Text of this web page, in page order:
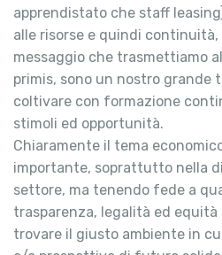
apprendistato che staff
alle risorse e quindi
messaggio che trasmettiamo
primis, sono un nostro grande
coltivare con formazione
stimoli ed opportunità.
Chiaramente il tema
importante, soprattutto nella
settore, ma tenendo fede a
trasparenza, legalità ed equità
trovare il giusto ambiente in